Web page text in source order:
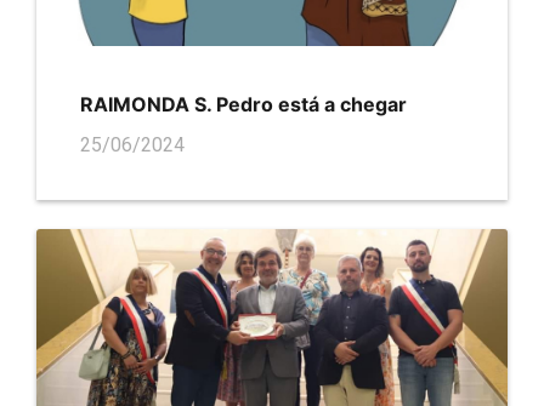
RAIMONDA S. Pedro está a chegar
25/06/2024